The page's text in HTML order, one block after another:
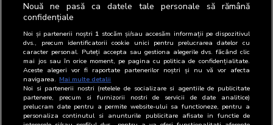
Nouă ne pasă ca datele tale personale să rămână
confidențiale
Noi și partenerii noștri 1 stocăm și/sau accesăm informații pe dispozitivul
dvs., precum identificatorii cookie unici pentru prelucrarea datelor cu
caracter personal. Puteți accepta sau gestiona alegerile dvs. făcând clic
mai jos sau în orice moment, pe pagina cu politica de confidențialitate.
Aceste alegeri vor fi raportate partenerilor noștri și nu vă vor afecta
navigarea. Mai multe detalii
Noi si partenerii nostri (retelele de socializare si agentiile de publicitate
partenere, precum si furnizorii nostri de servicii de date analitice)
prelucram date pentru a permite website-ului sa functioneze, pentru a
personaliza continutul si anunturile publicitare afisate in functie de